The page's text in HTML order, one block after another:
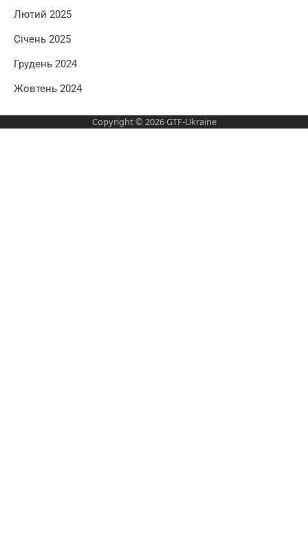
Лютий 2025
Січень 2025
Грудень 2024
Жовтень 2024
Copyright © 2026GTF-Ukraine